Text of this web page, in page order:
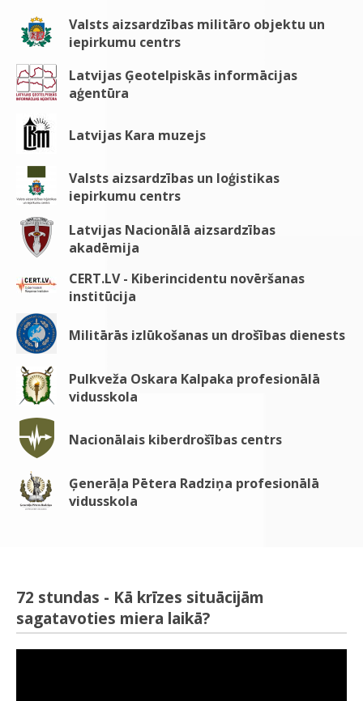
Valsts aizsardzības militāro objektu un
iepirkumu centrs
Latvijas Ģeotelpiskās informācijas
aģentūra
Latvijas Kara muzejs
Valsts aizsardzības un loģistikas
iepirkumu centrs
Latvijas Nacionālā aizsardzības
akadēmija
CERT.LV - Kiberincidentu novēršanas
institūcija
Militārās izlūkošanas un drošības dienests
Pulkveža Oskara Kalpaka profesionālā
vidusskola
Nacionālais kiberdrošības centrs
Ģenerāļa Pētera Radziņa profesionālā
vidusskola
72 stundas - Kā krīzes situācijām
sagatavoties miera laikā?